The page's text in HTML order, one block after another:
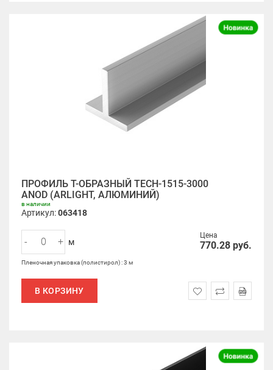
ПРОФИЛЬ Т-ОБРАЗНЫЙ TECH-1515-3000
ANOD (ARLIGHT, АЛЮМИНИЙ)
в наличии
Артикул:063418
Цена
770.28 руб.
- + м
Пленочная упаковка (полистирол) : 3 м
В КОРЗИНУ